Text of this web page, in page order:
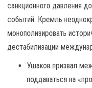
санкционного давления
событий. Кремль
монополизировать
дестабилизации
Ушаков призвал
поддаваться на